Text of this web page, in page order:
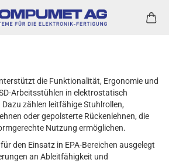
die Funktionalität, Ergonomie und
Arbeitsstühlen in elektrostatisch
zählen leitfähige Stuhlrollen,
oder gepolsterte Rückenlehnen, die
Nutzung ermöglichen.
den Einsatz in EPA-Bereichen ausgelegt
an Ableitfähigkeit und